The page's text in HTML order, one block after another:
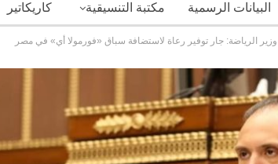
كاريكاتير مكتبة التنسيقية البيانات الرسمية
وزير الرياضة: جار توفير رعاة لاستضافة سباق «فورمولا أي» في مصر